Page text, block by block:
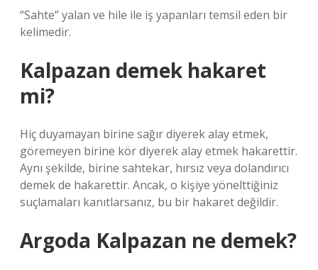
“Sahte” yalan ve hile ile iş yapanları temsil eden bir
kelimedir.
Kalpazan demek hakaret
mi?
Hiç duyamayan birine sağır diyerek alay etmek,
göremeyen birine kör diyerek alay etmek hakarettir.
Aynı şekilde, birine sahtekar, hırsız veya dolandırıcı
demek de hakarettir. Ancak, o kişiye yönelttiğiniz
suçlamaları kanıtlarsanız, bu bir hakaret değildir.
Argoda Kalpazan ne demek?